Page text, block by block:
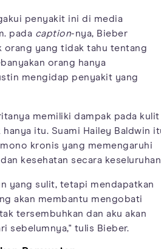
penyakit ini di media
pada caption-nya, Bieber
orang yang tidak tahu tentang
orang hanya
mengidap penyakit yang
memiliki dampak pada kulit
hanya itu. Suami Hailey Baldwin
kronis yang memengaruhi
kesehatan secara
yang sulit, tetapi mendapatkan
akan membantu mengobati
tersembuhkan dan aku akan
sebelumnya," tulis Bieber.